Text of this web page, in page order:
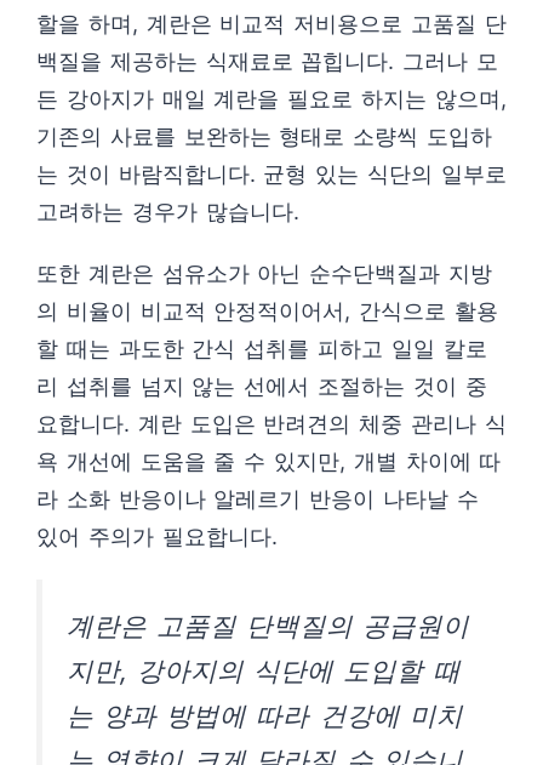
할을 하며, 계란은 비교적 저비용으로 고품질 단
백질을 제공하는 식재료로 꼽힙니다. 그러나 모
든 강아지가 매일 계란을 필요로 하지는 않으며,
기존의 사료를 보완하는 형태로 소량씩 도입하
는 것이 바람직합니다. 균형 있는 식단의 일부로
고려하는 경우가 많습니다.
또한 계란은 섬유소가 아닌 순수단백질과 지방
의 비율이 비교적 안정적이어서, 간식으로 활용
할 때는 과도한 간식 섭취를 피하고 일일 칼로
리 섭취를 넘지 않는 선에서 조절하는 것이 중
요합니다. 계란 도입은 반려견의 체중 관리나 식
욕 개선에 도움을 줄 수 있지만, 개별 차이에 따
라 소화 반응이나 알레르기 반응이 나타날 수
있어 주의가 필요합니다.
계란은 고품질 단백질의 공급원이
지만, 강아지의 식단에 도입할 때
는 양과 방법에 따라 건강에 미치